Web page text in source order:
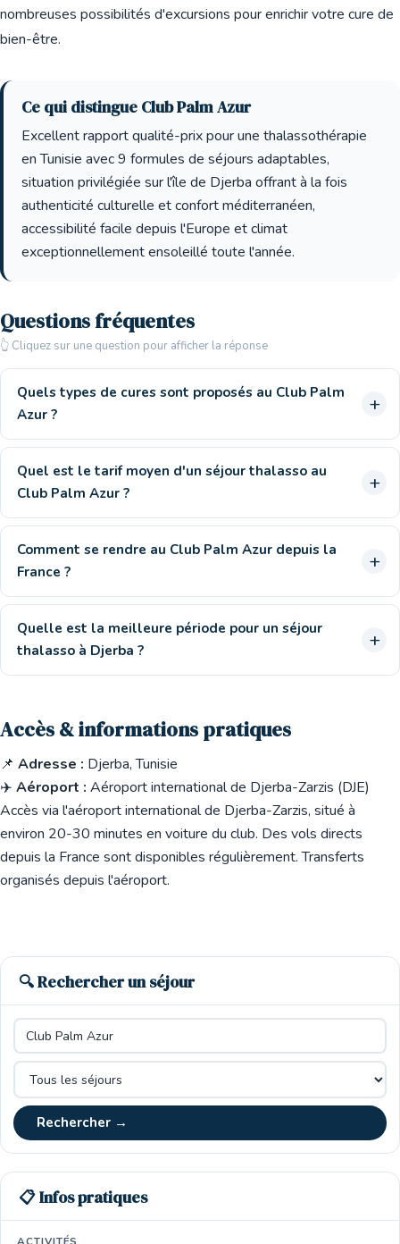
nombreuses possibilités d'excursions pour enrichir votre cure de
bien-être.
Ce qui distingue Club Palm Azur
Excellent rapport qualité-prix pour une thalassothérapie
en Tunisie avec 9 formules de séjours adaptables,
situation privilégiée sur l'île de Djerba offrant à la fois
authenticité culturelle et confort méditerranéen,
accessibilité facile depuis l'Europe et climat
exceptionnellement ensoleillé toute l'année.
Questions fréquentes
👆 Cliquez sur une question pour afficher la réponse
Quels types de cures sont proposés au Club Palm
Azur ?
Quel est le tarif moyen d'un séjour thalasso au
Club Palm Azur ?
Comment se rendre au Club Palm Azur depuis la
France ?
Quelle est la meilleure période pour un séjour
thalasso à Djerba ?
Accès & informations pratiques
📌 Adresse : Djerba, Tunisie
✈️ Aéroport : Aéroport international de Djerba-Zarzis (DJE)
Accès via l'aéroport international de Djerba-Zarzis, situé à
environ 20-30 minutes en voiture du club. Des vols directs
depuis la France sont disponibles régulièrement. Transferts
organisés depuis l'aéroport.
🔍 Rechercher un séjour
Rechercher →
📋 Infos pratiques